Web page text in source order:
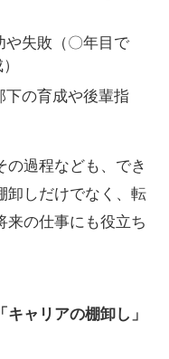
や失敗（〇年目で
下の育成や後輩指
の過程なども、でき
卸しだけでなく、転
来の仕事にも役立ち
「キャリアの棚卸し」